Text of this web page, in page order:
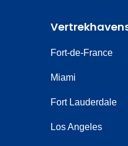
Fort-de-France
Miami
Fort Lauderdale
Los Angeles